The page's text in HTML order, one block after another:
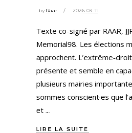
by Raar 2026-03-11
Texte co-signé par RAAR,
Memorial98. Les élections
approchent. L’extrême-
présente et semble en
plusieurs mairies
sommes conscient·es que
et
LIRE LA SUITE